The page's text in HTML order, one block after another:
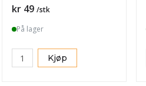
Pris
kr 49 /stk
På lager
Kjøp